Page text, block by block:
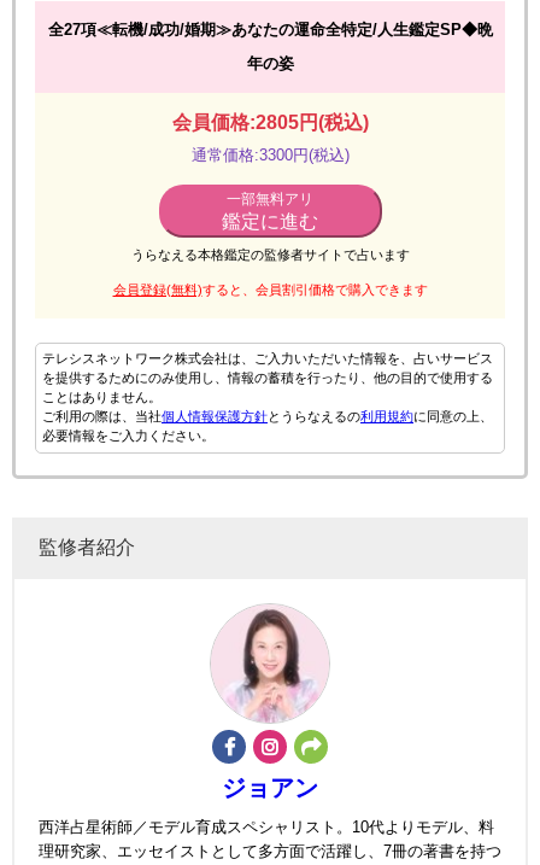
全27項≪転機/成功/婚期≫あなたの運命全特定/人生鑑定SP◆晩
年の姿
会員価格:2805円(税込)
通常価格:3300円(税込)
一部無料アリ
鑑定に進む
うらなえる本格鑑定の監修者サイトで占います
会員登録(無料)すると、会員割引価格で購入できます
テレシスネットワーク株式会社は、ご入力いただいた情報を、占いサービス
を提供するためにのみ使用し、情報の蓄積を行ったり、他の目的で使用する
ことはありません。
ご利用の際は、当社個人情報保護方針とうらなえるの利用規約に同意の上、
必要情報をご入力ください。
監修者紹介
ジョアン
西洋占星術師／モデル育成スペシャリスト。10代よりモデル、料
理研究家、エッセイストとして多方面で活躍し、7冊の著書を持つ